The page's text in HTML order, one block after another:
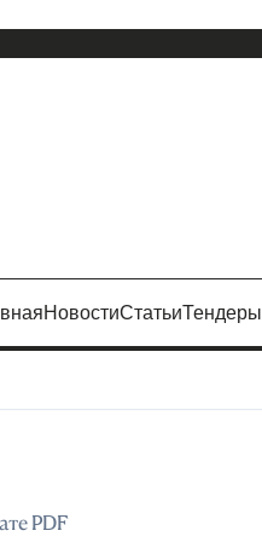
НовостиСтатьиТендеры
PDF